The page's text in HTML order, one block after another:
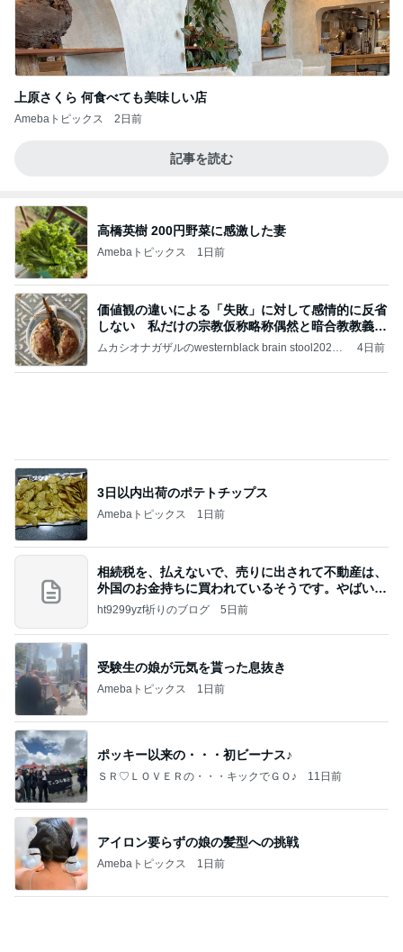
上原さくら 何食べても美味しい店
Amebaトピックス 2日前
記事を読む
高橋英樹 200円野菜に感激した妻
Amebaトピックス 1日前
価値観の違いによる「失敗」に対して感情的に反省
しない 私だけの宗教仮称略称偶然と暗合教教義候
補
ムカシオナガザルのwesternblack brain stool2024
ガザル
4日前
3日以内出荷のポテトチップス
Amebaトピックス 1日前
相続税を、払えないで、売りに出されて不動産は、
外国のお金持ちに買われているそうです。やばいで
すよ
ht9299yzf祈りのブログ 5日前
受験生の娘が元気を貰った息抜き
Amebaトピックス 1日前
ポッキー以来の・・・初ビーナス♪
ＳＲ♡ＬＯＶＥＲの・・・キックでＧＯ♪ 11日前
アイロン要らずの娘の髪型への挑戦
Amebaトピックス 1日前